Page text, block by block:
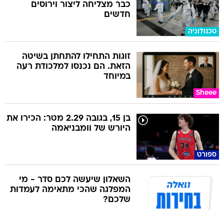
טכנולוגיה
כבר מצליחה ליצור וירוסים
חדשים
Sheee
זוגות התחילו להתחתן בשיטה
הזאת. הם נכנסו למלכודת רעה
במיוחד
ספורט
בן 15, בגובה 2.29 מטר: הכירו את
היורש של וומבניאמה
השאלון שיעשה לכם סדר - מי
המפלגה שהכי מתאימה לעמדות
שלכם?